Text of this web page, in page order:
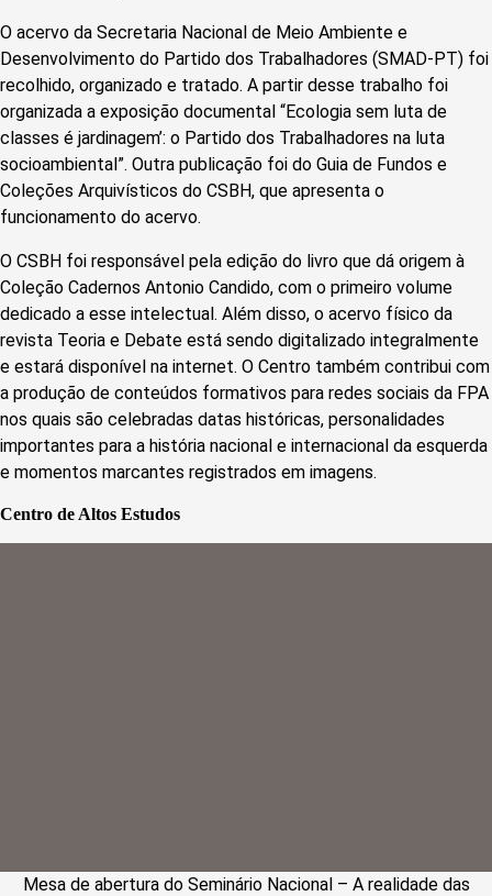
O acervo da Secretaria Nacional de Meio Ambiente e
Desenvolvimento do Partido dos Trabalhadores (SMAD-PT) foi
recolhido, organizado e tratado. A partir desse trabalho foi
organizada a exposição documental “Ecologia sem luta de
classes é jardinagem’: o Partido dos Trabalhadores na luta
socioambiental”. Outra publicação foi do Guia de Fundos e
Coleções Arquivísticos do CSBH, que apresenta o
funcionamento do acervo.
O CSBH foi responsável pela edição do livro que dá origem à
Coleção Cadernos Antonio Candido, com o primeiro volume
dedicado a esse intelectual. Além disso, o acervo físico da
revista Teoria e Debate está sendo digitalizado integralmente
e estará disponível na internet. O Centro também contribui com
a produção de conteúdos formativos para redes sociais da FPA
nos quais são celebradas datas históricas, personalidades
importantes para a história nacional e internacional da esquerda
e momentos marcantes registrados em imagens.
Centro de Altos Estudos
Mesa de abertura do Seminário Nacional – A realidade das